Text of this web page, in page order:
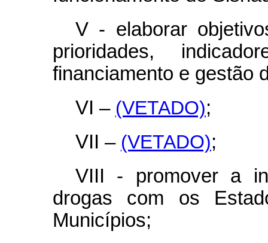
V - elaborar
prioridades,
financiamento e gestão
VI – (VETADO);
VII – (VETADO);
VIII - promover a
drogas com os
Municípios;